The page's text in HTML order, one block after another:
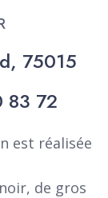
75015
83 72
est réalisée
de gros